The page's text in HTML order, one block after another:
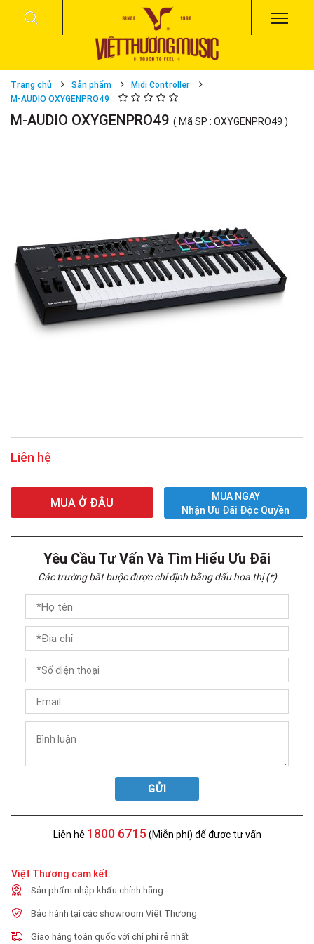
Trang chủ Sản phẩm
Midi Controller
M-AUDIO OXYGENPRO49
M-AUDIO OXYGENPRO49 ( Mã SP : OXYGENPRO49 )
Liên hệ
MUA Ở ĐÂU
MUA NGAY
Nhận Ưu Đãi Độc Quyền
Yêu Cầu Tư Vấn Và Tìm Hiểu Ưu Đãi
Các trường bắt buộc được chỉ định bằng dấu hoa thị (*)
GỬI
Liên hệ 1800 6715 (Miễn phí) để được tư vấn
Việt Thương cam kết:
Sản phẩm nhập khẩu chính hãng
Bảo hành tại các showroom Việt Thương
Giao hàng toàn quốc với chi phí rẻ nhất